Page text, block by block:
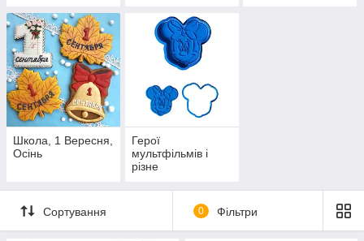
Школа, 1 Вересня,
Осінь
Герої
мультфільмів і
різне
Сортування 0 Фільтри